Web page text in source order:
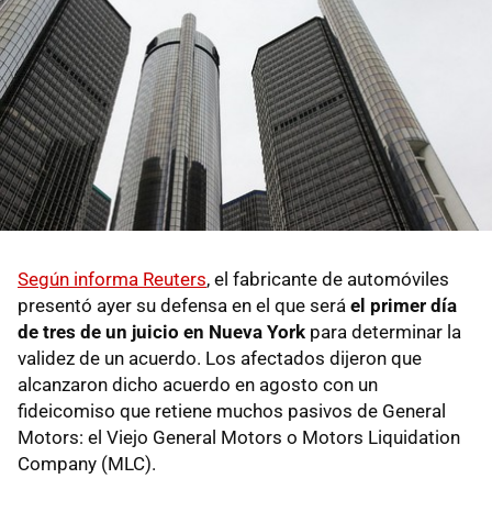
Según informa Reuters, el fabricante de automóviles
presentó ayer su defensa en el que será el primer día
de tres de un juicio en Nueva York para determinar la
validez de un acuerdo. Los afectados dijeron que
alcanzaron dicho acuerdo en agosto con un
fideicomiso que retiene muchos pasivos de General
Motors: el Viejo General Motors o Motors Liquidation
Company (MLC).